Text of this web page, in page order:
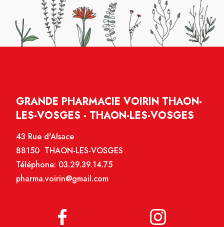
GRANDE PHARMACIE VOIRIN THAON-
LES-VOSGES - THAON-LES-VOSGES
43 Rue d'Alsace
88150 THAON-LES-VOSGES
Téléphone: 03.29.39.14.75
pharma.voirin@gmail.com